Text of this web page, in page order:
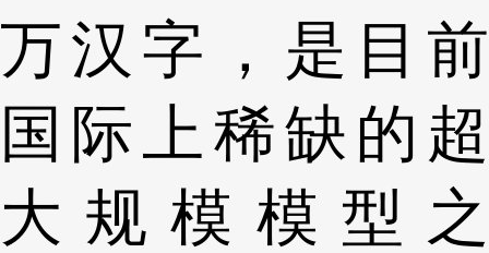
万汉字，是目前
国际上稀缺的超
大规模模型之